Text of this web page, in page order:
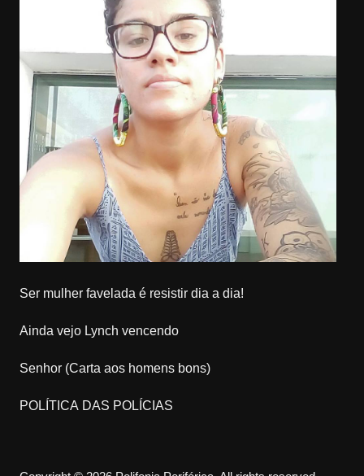
Ser mulher favelada é resistir dia a dia!
Ainda vejo Lynch vencendo
Senhor (Carta aos homens bons)
POLÍTICA DAS POLÍCIAS